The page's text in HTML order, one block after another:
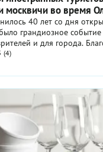
москвичи во время
40 лет со дня
грандиозное
и для города.
Главархивом столицы,
гостей
новинками
(4)